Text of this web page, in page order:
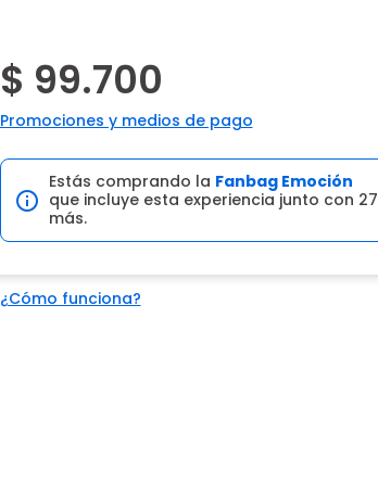
$ 99.700
Promociones y medios de pago
Estás comprando la Fanbag Emoción
que incluye esta experiencia junto con 27
más.
¿Cómo funciona?